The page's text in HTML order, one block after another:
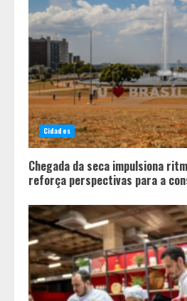
3
O Bloomsday
de Dublin sob
Parque do
programação
Pais
Cidades
Chegada da seca impulsiona
reforça perspectivas para a